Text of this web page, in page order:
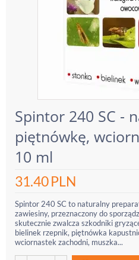
Spintor 240 SC -
piętnówkę,
10 ml
31.40PLN
Spintor 240 SC to naturalny
zawiesiny, przeznaczony do
skutecznie zwalcza szkodniki
bielinek rzepnik, piętnówka
wciornastek zachodni, muszka...